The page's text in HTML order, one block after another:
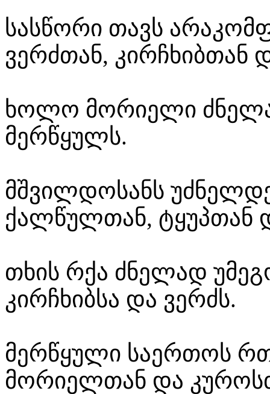
სასწორი თავს
ვერძთან, კირჩხიბთან
ხოლო მორიელი
მერწყულს.
მშვილდოსანს
ქალწულთან, ტყუპთან
თხის რქა ძნელად
კირჩხიბსა და ვერძს.
მერწყული საერთოს
მორიელთან და